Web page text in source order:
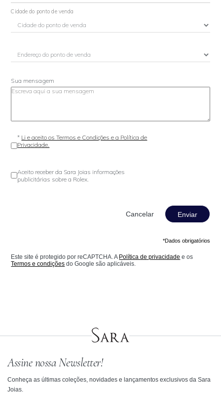
Cidade do ponto de venda
Sua mensagem
* Li e aceito os Termos e Condições e a Política de
Privacidade.
Aceito receber da Sara Joias informações
publicitárias sobre a Rolex.
Enviar
*Dados obrigatórios
Este site é protegido por reCAPTCHA. A Política de privacidade e os
Termos e condições do Google são aplicáveis.
Assine nossa Newsletter!
Conheça as últimas coleções, novidades e lançamentos exclusivos da Sara
Joias.